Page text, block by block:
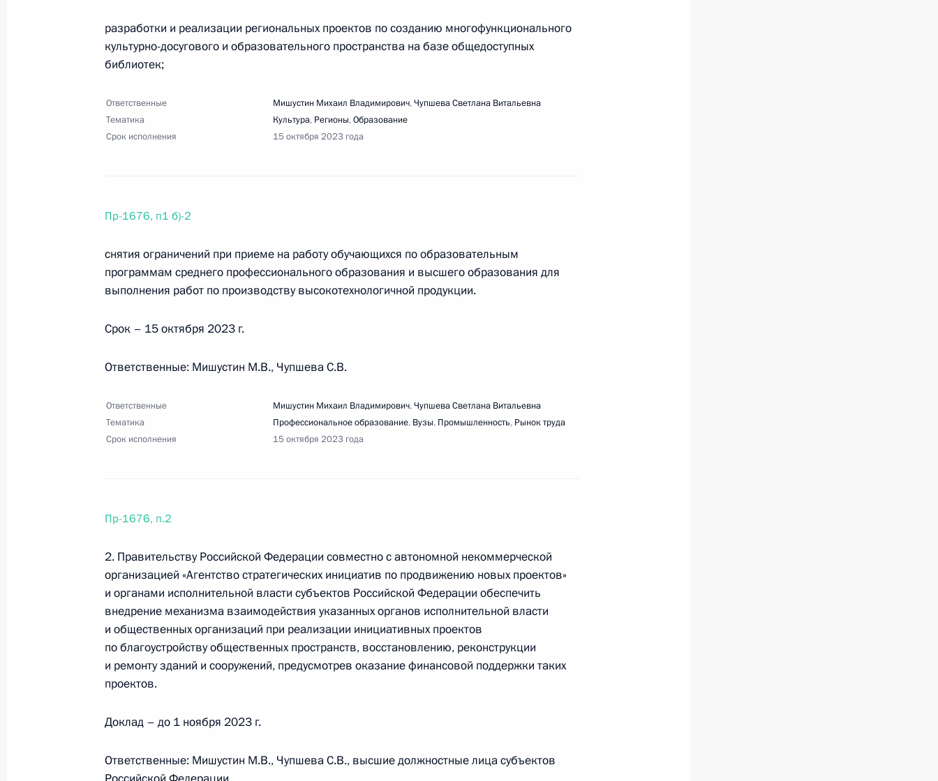
Перечень поручений по итогам совещания по вопросам развития речного
судоходства
25 июля 2023 года, вторник
25 июля 2023 года, 20:30
16 июля 2023 года, воскресенье
отношениям
29 июня 2023 года, четверг
20 июня 2023 года, вторник
Перечень поручений по итогам совещания с членами Правительства
20 июня 2023 года, 19:30 7 поручений
13 июня 2023 года, вторник
развития беспилотных авиационных систем
разработки и реализации региональных проектов по созданию многофункционального
культурно-досугового и образовательного пространства на базе общедоступных
библиотек;
Ответственные Мишустин Михаил Владимирович,Чупшева Светлана Витальевна
Тематика
Культура, Регионы,Образование
Срок исполнения
15 октября 2023 года
Пр-1676, п1 б)-2
снятия ограничений при приеме на работу обучающихся по образовательным
программам среднего профессионального образования и высшего образования для
выполнения работ по производству высокотехнологичной продукции.
Срок – 15 октября 2023 г.
Ответственные: Мишустин М.В., Чупшева С.В.
Ответственные Мишустин Михаил Владимирович,Чупшева Светлана Витальевна
Тематика
Профессиональное образование, Вузы, Промышленность, Рынок труда
Срок исполнения
15 октября 2023 года
Пр-1676, п.2
2. Правительству Российской Федерации совместно с автономной некоммерческой
организацией «Агентство стратегических инициатив по продвижению новых проектов»
и органами исполнительной власти субъектов Российской Федерации обеспечить
внедрение механизма взаимодействия указанных органов исполнительной власти
и общественных организаций при реализации инициативных проектов
по благоустройству общественных пространств, восстановлению, реконструкции
и ремонту зданий и сооружений, предусмотрев оказание финансовой поддержки таких
проектов.
Доклад – до 1 ноября 2023 г.
Ответственные: Мишустин М.В., Чупшева С.В., высшие должностные лица субъектов